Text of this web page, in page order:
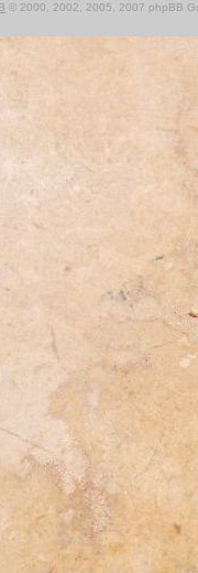
© 2000, 2002, 2005, 2007 phpBB